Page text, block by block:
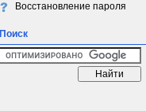
Восстановление пароля
Поиск